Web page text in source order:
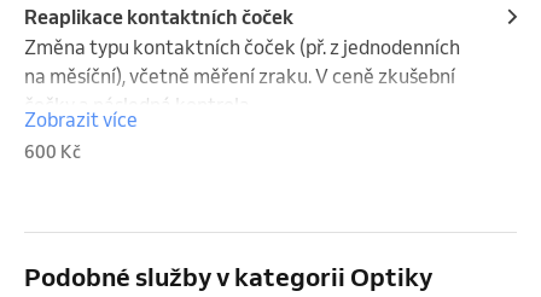
Aplikace multifokálních čoček, nestandartní
aplikace a další zkušební pár + 250,-
Reaplikace kontaktních čoček
Změna typu kontaktních čoček (př. z jednodenních
na měsíční), včetně měření zraku. V ceně zkušební
čočky a následná kontrola.
Zobrazit více
600 Kč
Podobné služby v kategorii Optiky